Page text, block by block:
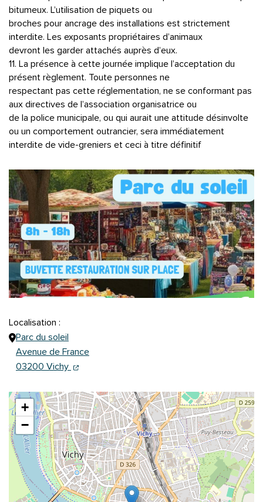
bitumeux. L’utilisation de piquets ou
broches pour ancrage des installations est strictement
interdite. Les exposants propriétaires d’animaux
devront les garder attachés auprès d’eux.
11. La présence à cette journée implique l’acceptation du
présent règlement. Toute personnes ne
respectant pas cette réglementation, ne se conformant pas
aux directives de l’association organisatrice ou
de la police municipale, ou qui aurait une attitude désinvolte
ou un comportement outrancier, sera immédiatement
interdite de vide-greniers et ceci à titre définitif
Localisation :
Parc du soleil
Avenue de France
03200 Vichy (ouverture dans un nouvel onglet)
(ouverture dans un nouvel onglet)
+
−